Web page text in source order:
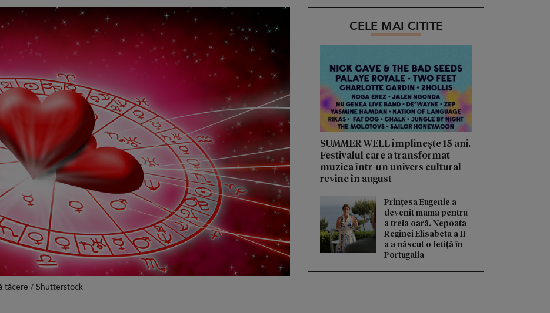
tăcere / Shutterstock
CELE MAI CITITE
SUMMER WELL împlinește 15 ani.
Festivalul care a transformat
muzica într-un univers cultural
revine în august
Prințesa Eugenie a
devenit mamă pentru
a treia oară. Nepoata
Reginei Elisabeta a II-
a a născut o fetiță în
Portugalia